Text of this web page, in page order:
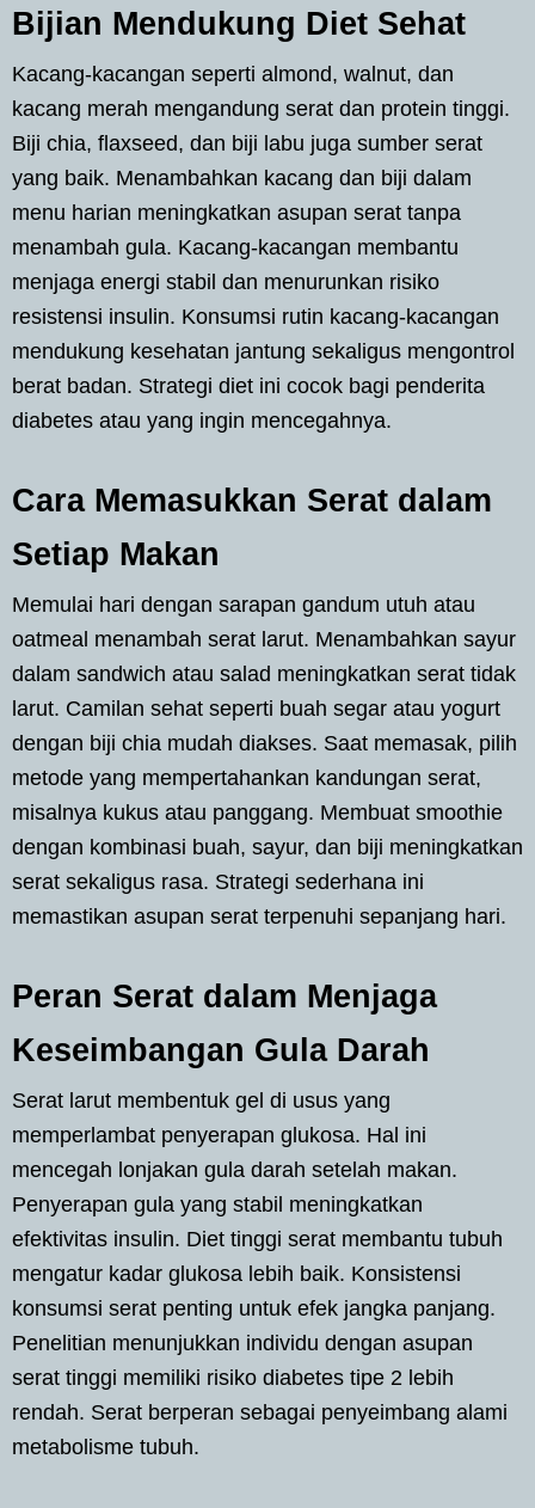
Bijian Mendukung Diet Sehat
Kacang-kacangan seperti almond, walnut, dan
kacang merah mengandung serat dan protein tinggi.
Biji chia, flaxseed, dan biji labu juga sumber serat
yang baik. Menambahkan kacang dan biji dalam
menu harian meningkatkan asupan serat tanpa
menambah gula. Kacang-kacangan membantu
menjaga energi stabil dan menurunkan risiko
resistensi insulin. Konsumsi rutin kacang-kacangan
mendukung kesehatan jantung sekaligus mengontrol
berat badan. Strategi diet ini cocok bagi penderita
diabetes atau yang ingin mencegahnya.
Cara Memasukkan Serat dalam
Setiap Makan
Memulai hari dengan sarapan gandum utuh atau
oatmeal menambah serat larut. Menambahkan sayur
dalam sandwich atau salad meningkatkan serat tidak
larut. Camilan sehat seperti buah segar atau yogurt
dengan biji chia mudah diakses. Saat memasak, pilih
metode yang mempertahankan kandungan serat,
misalnya kukus atau panggang. Membuat smoothie
dengan kombinasi buah, sayur, dan biji meningkatkan
serat sekaligus rasa. Strategi sederhana ini
memastikan asupan serat terpenuhi sepanjang hari.
Peran Serat dalam Menjaga
Keseimbangan Gula Darah
Serat larut membentuk gel di usus yang
memperlambat penyerapan glukosa. Hal ini
mencegah lonjakan gula darah setelah makan.
Penyerapan gula yang stabil meningkatkan
efektivitas insulin. Diet tinggi serat membantu tubuh
mengatur kadar glukosa lebih baik. Konsistensi
konsumsi serat penting untuk efek jangka panjang.
Penelitian menunjukkan individu dengan asupan
serat tinggi memiliki risiko diabetes tipe 2 lebih
rendah. Serat berperan sebagai penyeimbang alami
metabolisme tubuh.